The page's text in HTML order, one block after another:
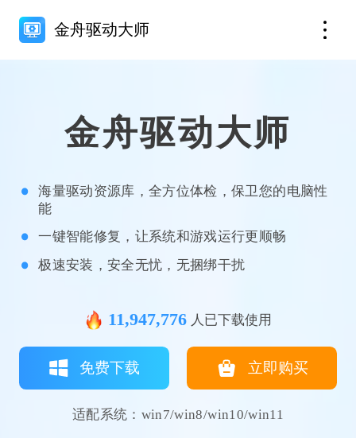
金舟驱动大师
金舟驱动大师
海量驱动资源库，全方位体检，保卫您的电脑性
能
一键智能修复，让系统和游戏运行更顺畅
极速安装，安全无忧，无捆绑干扰
11,947,776 人已下载使用
免费下载 立即购买
适配系统：win7/win8/win10/win11